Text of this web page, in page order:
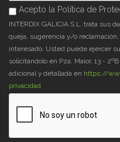
Acepto la Política de
Acepto la Política de
INTERDIX GALICIA S.L. trata sus
queja, sugerencia y/o
interesado. Usted puede ejercer
solicitándolo en Pza. Maior, 13 -
adicional y detallada en https://
privacidad